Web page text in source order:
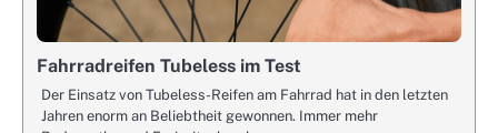
Fahrradreifen Tubeless im Test
Der Einsatz von Tubeless-Reifen am Fahrrad hat in den letzten
Jahren enorm an Beliebtheit gewonnen. Immer mehr